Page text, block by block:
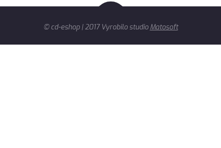
© cd-eshop | 2017 Vyrobilo studio Matosoft